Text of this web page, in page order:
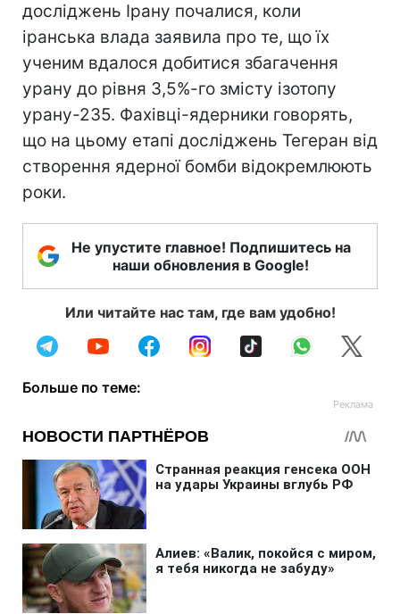
досліджень Ірану почалися, коли
іранська влада заявила про те, що їх
ученим вдалося добитися збагачення
урану до рівня 3,5%-го змісту ізотопу
урану-235. Фахівці-ядерники говорять,
що на цьому етапі досліджень Тегеран від
створення ядерної бомби відокремлюють
роки.
Не упустите главное! Подпишитесь на
наши обновления в Google!
Или читайте нас там, где вам удобно!
Больше по теме: